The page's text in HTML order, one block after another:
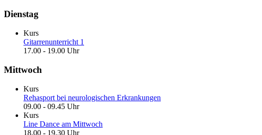
Dienstag
Kurs
Gitarrenunterricht 1
17.00 - 19.00 Uhr
Mittwoch
Kurs
Rehasport bei neurologischen Erkrankungen
09.00 - 09.45 Uhr
Kurs
Line Dance am Mittwoch
18.00 - 19.30 Uhr